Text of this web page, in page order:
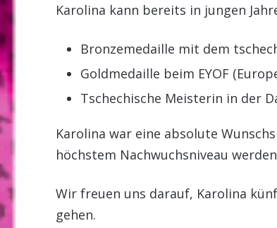
Karolina kann bereits in jungen
Bronzemedaille mit dem
Goldmedaille beim EYOF
Tschechische Meisterin in der
Karolina war eine absolute
höchstem Nachwuchsniveau
Wir freuen uns darauf, Karolina
gehen.